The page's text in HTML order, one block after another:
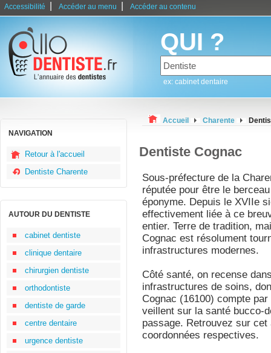
Accessibilité Accéder au menu Accéder au contenu
QUI ?
ex: cabinet dentaire
NAVIGATION
Retour à l'accueil
Dentiste Charente
AUTOUR DU DENTISTE
cabinet dentiste
clinique dentaire
chirurgien dentiste
orthodontiste
dentiste de garde
centre dentaire
urgence dentiste
Accueil Charente
Dentiste Cognac
Sous-préfecture de la
réputée pour être le
éponyme. Depuis le XVIIe
effectivement liée à ce
entier. Terre de tradition,
Cognac est résolument
infrastructures modernes.
Côté santé, on recense
infrastructures de soins,
Cognac (16100) compte
veillent sur la santé bucco-
passage. Retrouvez sur
coordonnées respectives.